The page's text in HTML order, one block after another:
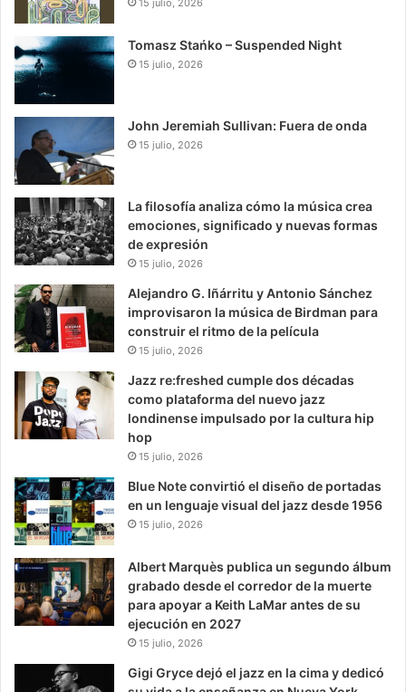
Tomasz Stańko – Suspended Night
15 julio, 2026
John Jeremiah Sullivan: Fuera de onda
15 julio, 2026
La filosofía analiza cómo la música crea
emociones, significado y nuevas formas
de expresión
15 julio, 2026
Alejandro G. Iñárritu y Antonio Sánchez
improvisaron la música de Birdman para
construir el ritmo de la película
15 julio, 2026
Jazz re:freshed cumple dos décadas
como plataforma del nuevo jazz
londinense impulsado por la cultura hip
hop
15 julio, 2026
Blue Note convirtió el diseño de portadas
en un lenguaje visual del jazz desde 1956
15 julio, 2026
Albert Marquès publica un segundo álbum
grabado desde el corredor de la muerte
para apoyar a Keith LaMar antes de su
ejecución en 2027
15 julio, 2026
Gigi Gryce dejó el jazz en la cima y dedicó